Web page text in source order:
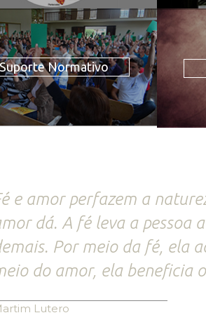
Suporte Normativo
e amor perfazem a
dá. A fé leva a pessoa
Por meio da fé, ela
do amor, ela beneficia
Lutero